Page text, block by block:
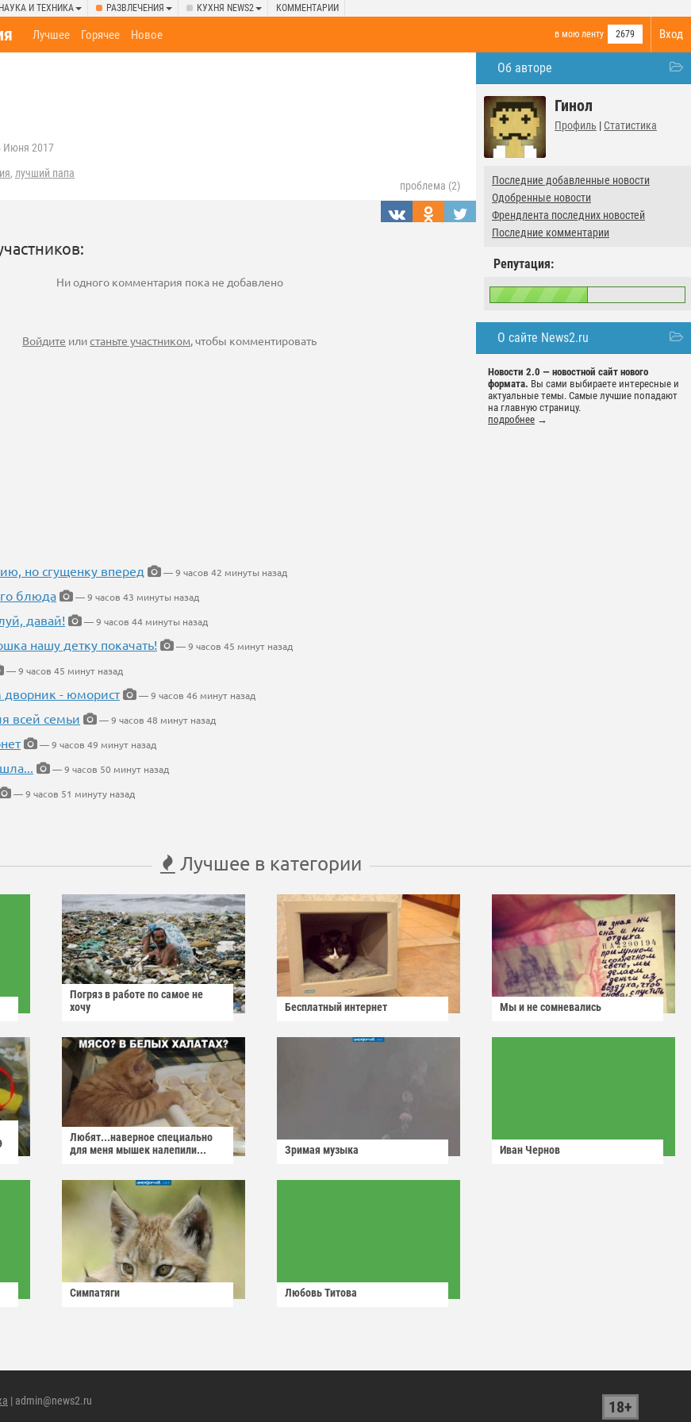
НАУКА И ТЕХНИКА РАЗВЛЕЧЕНИЯ КУХНЯ NEWS2 КОММЕНТАРИИ
Вход
в мою ленту 2679
Лучшее Горячее Новое
Об авторе
Гинол
Профиль | Статистика
Последние добавленные новости
Одобренные новости
Френдлента последних новостей
Последние комментарии
Репутация:
О сайте News2.ru
Новости 2.0 — новостной сайт нового
формата. Вы сами выбираете интересные и
актуальные темы. Самые лучшие попадают
на главную страницу.
подробнее →
Июня 2017
, лучший папа
проблема (2)
Ни одного комментария пока не добавлено
Войдите илистаньте участником, чтобы комментировать
но сгущенку вперед
— 9 часов 42 минуты назад
блюда
— 9 часов 43 минуты назад
давай!
— 9 часов 44 минуты назад
нашу детку покачать!
— 9 часов 45 минут назад
— 9 часов 45 минут назад
дворник - юморист
— 9 часов 46 минут назад
всей семьи
— 9 часов 48 минут назад
— 9 часов 49 минут назад
— 9 часов 50 минут назад
— 9 часов 51 минуту назад
Лучшее в категории
Погряз в работе по самое не
хочу
Бесплатный интернет Мы и не сомневались
Любят...наверное специально
для меня мышек налепили...
Зримая музыка Иван Чернов
Симпатяги Любовь Титова
| admin@news2.ru 18+